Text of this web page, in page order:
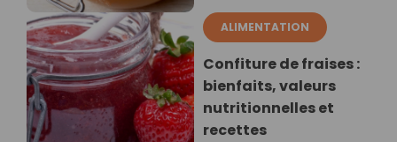
ALIMENTATION
Confiture de fraises :
bienfaits, valeurs
nutritionnelles et
recettes